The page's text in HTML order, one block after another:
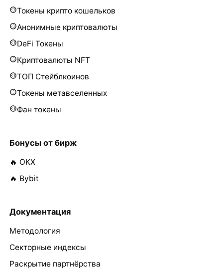
Токены крипто кошельков
Анонимные криптовалюты
DeFi Токены
Криптовалюты NFT
ТОП Стейблкоинов
Токены метавселенных
Фан токены
Бонусы от бирж
🔥 OKX
🔥 Bybit
Документация
Методология
Секторные индексы
Раскрытие партнёрства